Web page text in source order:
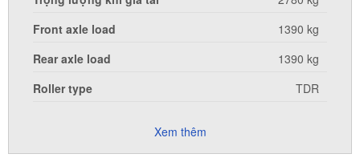
Front axle load
1390 kg
Rear axle load
1390 kg
Roller type
TDR
Xem thêm